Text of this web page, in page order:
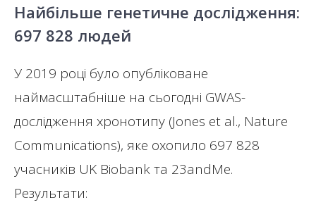
Найбільше генетичне дослідження:
697 828 людей
У 2019 році було опубліковане
наймасштабніше на сьогодні GWAS-
дослідження хронотипу (Jones et al., Nature
Communications), яке охопило 697 828
учасників UK Biobank та 23andMe.
Результати: